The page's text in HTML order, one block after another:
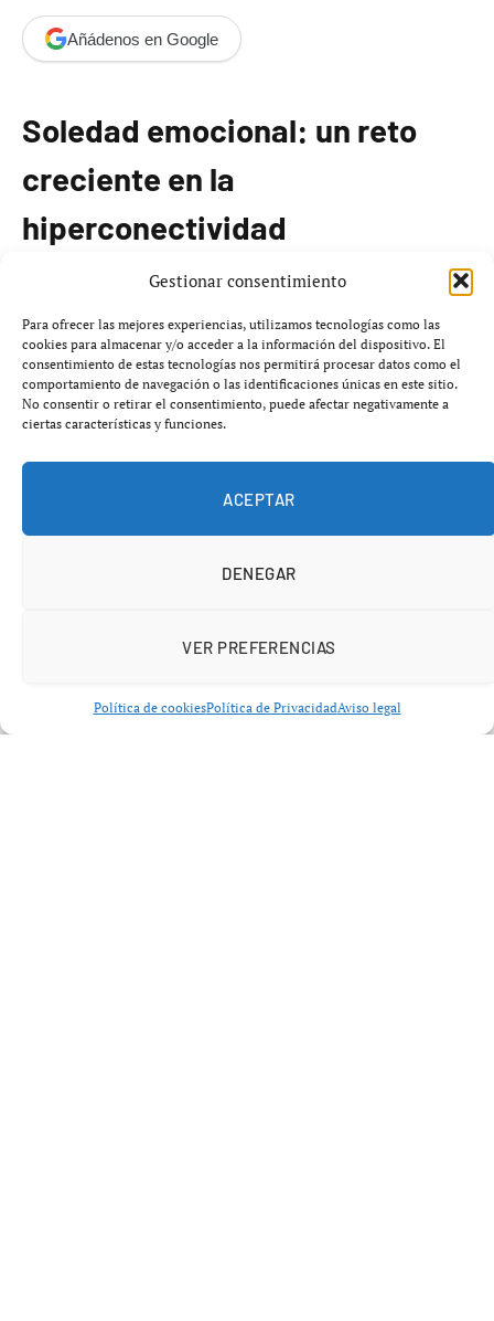
Gestionar consentimiento
Para ofrecer las mejores experiencias, utilizamos tecnologías como las
cookies para almacenar y/o acceder a la información del dispositivo. El
consentimiento de estas tecnologías nos permitirá procesar datos como el
comportamiento de navegación o las identificaciones únicas en este sitio.
No consentir o retirar el consentimiento, puede afectar negativamente a
ciertas características y funciones.
ACEPTAR
DENEGAR
VER PREFERENCIAS
Política de cookiesPolítica de PrivacidadAviso legal
Añádenos en Google
Soledad emocional: un reto
creciente en la
hiperconectividad
No se requieren circunstancias excepcionales como la
pandemia o fenómenos naturales para que el
aislamiento emocional despierte preocupación en el
ámbito sanitario. Diversos indicadores han señalado que
el aislamiento emocional es un problema creciente entre
distintos grupos y edades, especialmente entre los más
vulnerables.
En la actualidad, existe una paradoja: estamos en la era
desconexión emocional sigue en aumento. Este
principales factores de carga para los sistemas de salud